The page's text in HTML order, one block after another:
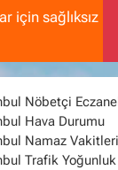
için sağlıksız
Nöbetçi
Hava Durumu
Namaz Vakitleri
Trafik Yoğunluk